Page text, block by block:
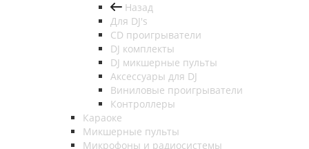
Назад
Для DJ's
CD проигрыватели
DJ комплекты
DJ микшерные пульты
Аксессуары для DJ
Виниловые проигрыватели
Контроллеры
Караоке
Микшерные пульты
Микрофоны и радиосистемы